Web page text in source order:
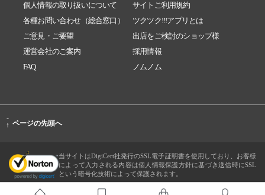
個人情報の取り扱いについて
サイトご利用規約
各種お問い合わせ（総合窓口）
ツクツク!!!アプリとは
ご意見・ご要望
出店をご検討のショップ様
運営会社のご案内
採用情報
FAQ
ノムノム
-
↑ ページの先頭へ
当サイトはDigiCert社発行のSSL電子証明書を使用しており、お客様
によって入力される内容は個人情報保護方針に基づき送信時にSSL
という暗号化技術によって保護されます。